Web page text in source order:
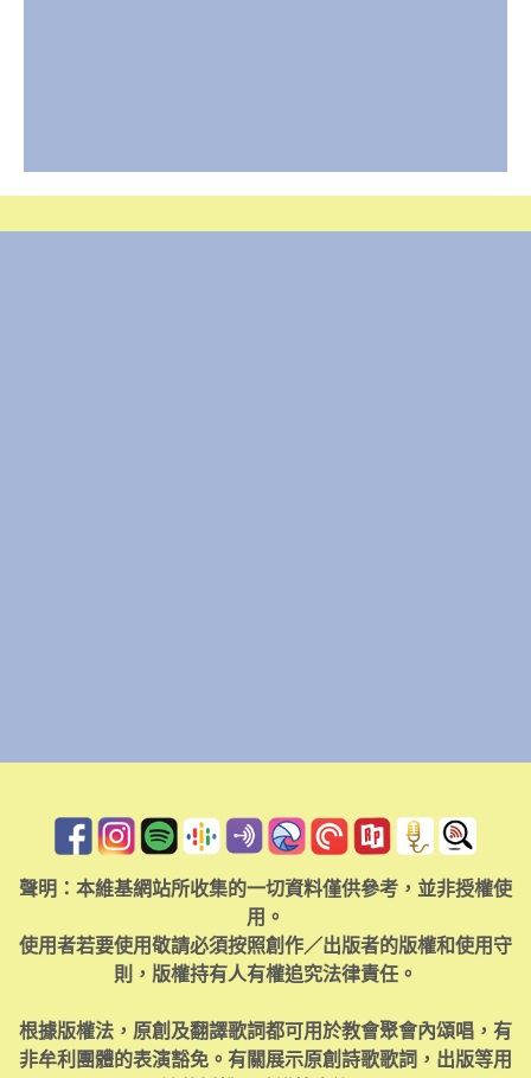
聲明：本維基網站所收集的一切資料僅供參考，並非授權使
用。
使用者若要使用敬請必須按照創作／出版者的版權和使用守
則，版權持有人有權追究法律責任。
根據版權法，原創及翻譯歌詞都可用於教會聚會內頌唱，有
非牟利團體的表演豁免。有關展示原創詩歌歌詞，出版等用